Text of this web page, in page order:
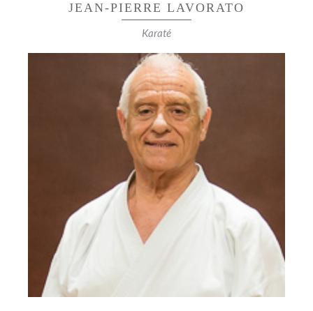
JEAN-PIERRE LAVORATO
Karaté
9ÈME DAN KARATÉ
Champion d’Europe par équipes 1966.
Champion de France toutes catégories 1968.
Entraîneur de l’équipe du Takushoku Vincennes
championne de France combat en 1973.